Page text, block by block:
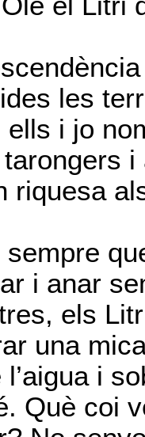
les
ells i jo
riquesa
sempre
i anar
els
una
l’aigua i
Què coi